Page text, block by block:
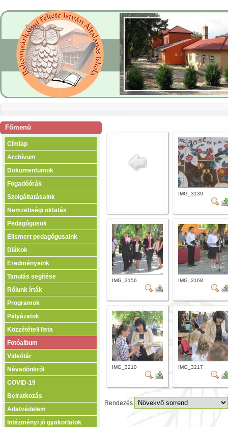
Főmenü
Címlap
Archívum
Dokumentumok
Fogadóórák
Szolgáltatásaink
Nemzetiségi oktatás
Pedagógusok
Elismert pedagógusaink
Diákok
Eredményeink
Tanulás segítése
Rólunk írták
Programok
Pályázatok
Közzétételi lista
Fotóalbum
Videótár
Névadónkról
COVID-19
Beiratkozás
Adatvédelem
Intézményi jó gyakorlatok
IMG_3139
IMG_3156 IMG_3168
IMG_3210 IMG_3217
Rendezés